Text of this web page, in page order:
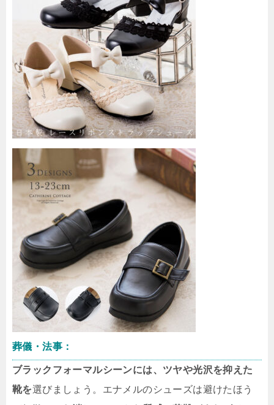
葬儀・法事：
ブラックフォーマルシーンには、ツヤや光沢を抑えた
靴を選びましょう。エナメルのシューズは避けたほう